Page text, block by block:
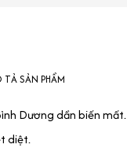
SẢN PHẨM
Dương dần biến mất.
diệt.